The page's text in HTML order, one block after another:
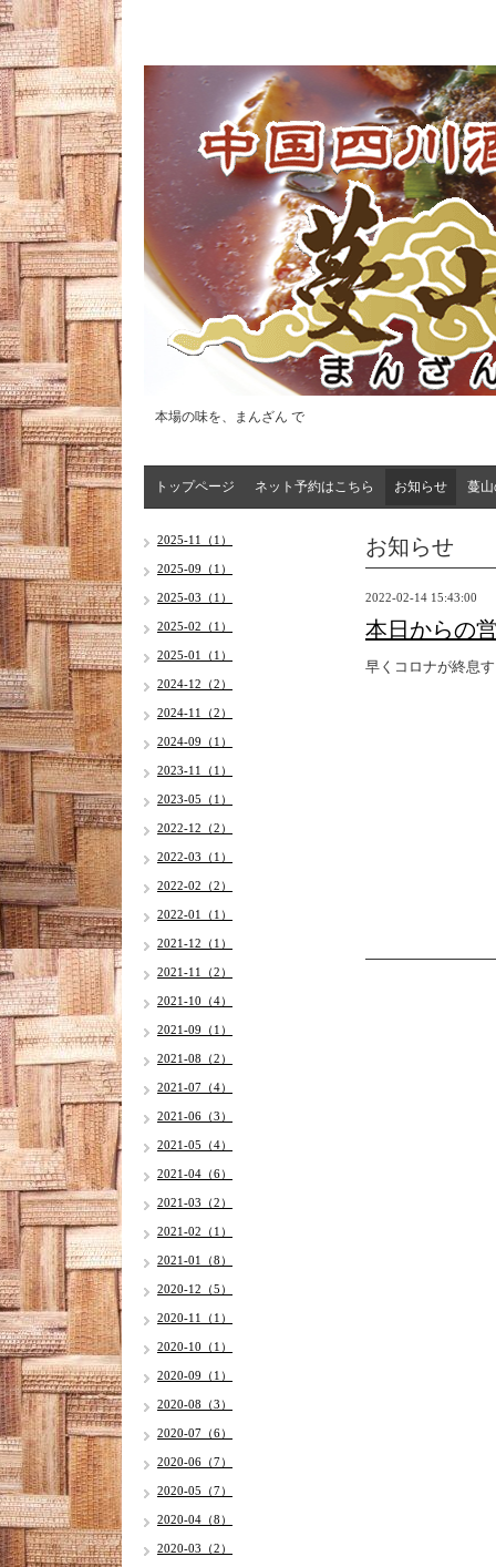
本場の味を、まんざん で
トップページ ネット予約はこちら お知らせ 蔓
お知らせ
2022-02-14 15:43:00
本日からの
早くコロナが終息
2025-11（1）
2025-09（1）
2025-03（1）
2025-02（1）
2025-01（1）
2024-12（2）
2024-11（2）
2024-09（1）
2023-11（1）
2023-05（1）
2022-12（2）
2022-03（1）
2022-02（2）
2022-01（1）
2021-12（1）
2021-11（2）
2021-10（4）
2021-09（1）
2021-08（2）
2021-07（4）
2021-06（3）
2021-05（4）
2021-04（6）
2021-03（2）
2021-02（1）
2021-01（8）
2020-12（5）
2020-11（1）
2020-10（1）
2020-09（1）
2020-08（3）
2020-07（6）
2020-06（7）
2020-05（7）
2020-04（8）
2020-03（2）